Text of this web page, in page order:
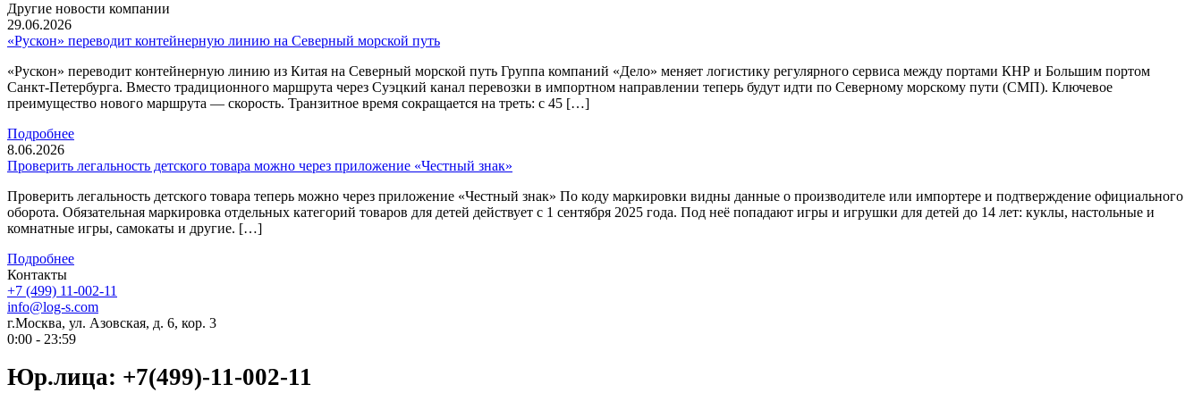
Другие новости компании
29.06.2026
«Рускон» переводит контейнерную линию на Северный морской путь
«Рускон» переводит контейнерную линию из Китая на Северный морской путь Группа компаний «Дело» меняет логистику регулярного сервиса между портами КНР и Большим портом
Санкт-Петербурга. Вместо традиционного маршрута через Суэцкий канал перевозки в импортном направлении теперь будут идти по Северному морскому пути (СМП). Ключевое
преимущество нового маршрута — скорость. Транзитное время сокращается на треть: с 45 […]
Подробнее
8.06.2026
Проверить легальность детского товара можно через приложение «Честный знак»
Проверить легальность детского товара теперь можно через приложение «Честный знак» По коду маркировки видны данные о производителе или импортере и подтверждение официального
оборота. Обязательная маркировка отдельных категорий товаров для детей действует с 1 сентября 2025 года. Под неё попадают игры и игрушки для детей до 14 лет: куклы, настольные и
комнатные игры, самокаты и другие. […]
Подробнее
Контакты
+7 (499) 11-002-11
info@log-s.com
г.Москва, ул. Азовская, д. 6, кор. 3
0:00 - 23:59
Юр.лица: +7(499)-11-002-11